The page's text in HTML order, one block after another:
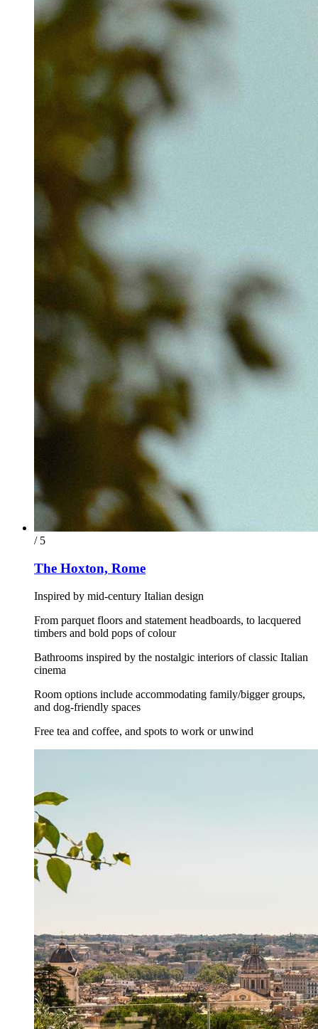
/ 5
The Hoxton, Rome
Inspired by mid-century Italian design
From parquet floors and statement headboards, to lacquered
timbers and bold pops of colour
Bathrooms inspired by the nostalgic interiors of classic Italian
cinema
Room options include accommodating family/bigger groups,
and dog-friendly spaces
Free tea and coffee, and spots to work or unwind